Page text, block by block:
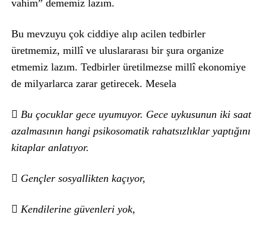
vahim” dememiz lazım.
Bu mevzuyu çok ciddiye alıp acilen tedbirler
üretmemiz, millî ve uluslararası bir şura organize
etmemiz lazım. Tedbirler üretilmezse millî ekonomiye
de milyarlarca zarar getirecek. Mesela
 Bu çocuklar gece uyumuyor. Gece uykusunun iki saat
azalmasının hangi psikosomatik rahatsızlıklar yaptığını
kitaplar anlatıyor.
 Gençler sosyallikten kaçıyor,
 Kendilerine güvenleri yok,